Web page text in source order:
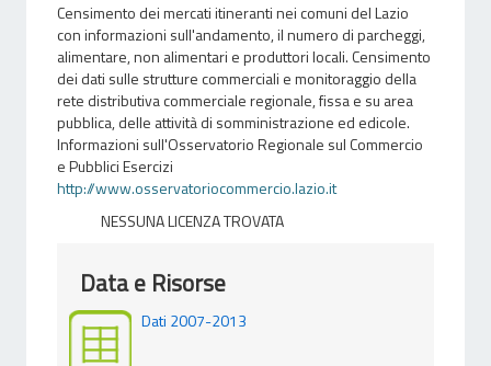
Censimento dei mercati itineranti nei comuni del Lazio
con informazioni sull'andamento, il numero di parcheggi,
alimentare, non alimentari e produttori locali. Censimento
dei dati sulle strutture commerciali e monitoraggio della
rete distributiva commerciale regionale, fissa e su area
pubblica, delle attività di somministrazione ed edicole.
Informazioni sull'Osservatorio Regionale sul Commercio
e Pubblici Esercizi
http://www.osservatoriocommercio.lazio.it
NESSUNA LICENZA TROVATA
Data e Risorse
Dati 2007-2013